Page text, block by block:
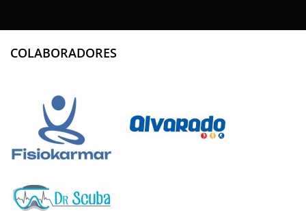
COLABORADORES